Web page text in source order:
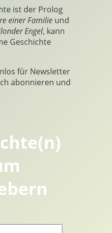
ist der Prolog
einer Familieund
Engel, kann
Geschichte
für Newsletter
abonnieren und